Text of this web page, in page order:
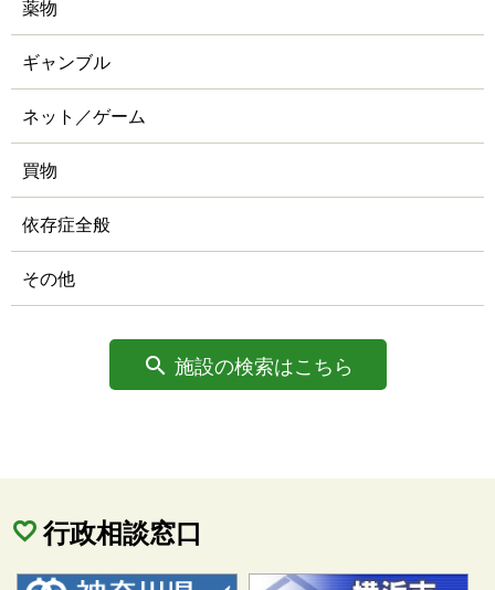
薬物
ギャンブル
ネット／ゲーム
買物
依存症全般
その他
施設の検索はこちら
行政相談窓口